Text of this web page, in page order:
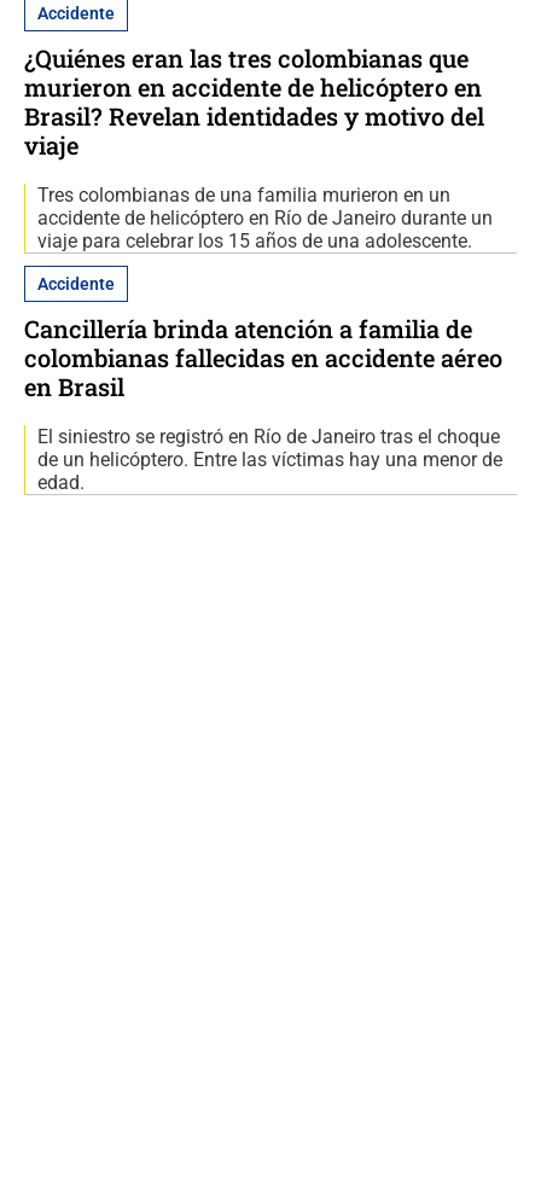
Accidente
¿Quiénes eran las tres colombianas que
murieron en accidente de helicóptero en
Brasil? Revelan identidades y motivo del
viaje
Tres colombianas de una familia murieron en un
accidente de helicóptero en Río de Janeiro durante un
viaje para celebrar los 15 años de una adolescente.
Accidente
Cancillería brinda atención a familia de
colombianas fallecidas en accidente aéreo
en Brasil
El siniestro se registró en Río de Janeiro tras el choque
de un helicóptero. Entre las víctimas hay una menor de
edad.